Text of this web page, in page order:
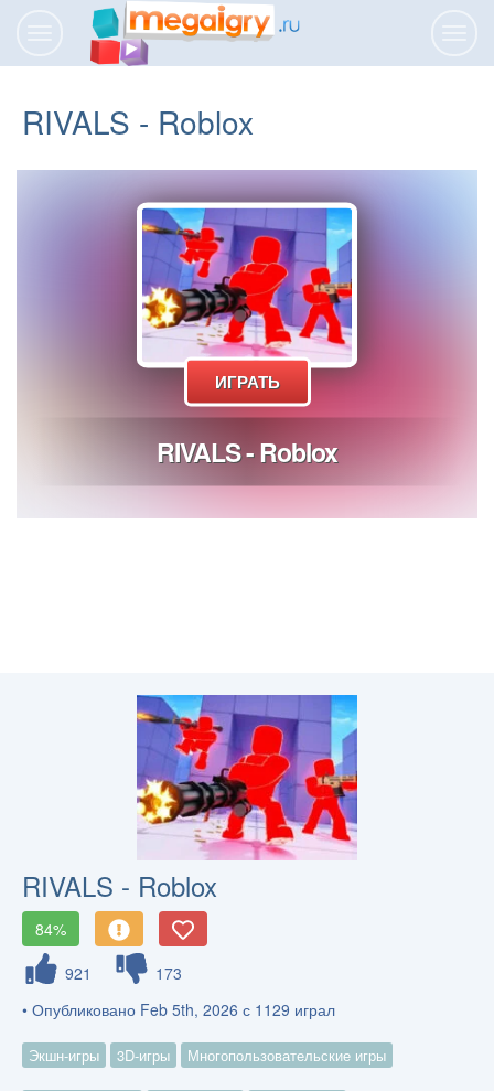
Переключить
навигацию
RIVALS - Roblox
RIVALS - Roblox
84%
921
173
• Опубликовано Feb 5th, 2026 с 1129 играл
Экшн-игры 3D-игры Многопользовательские игры